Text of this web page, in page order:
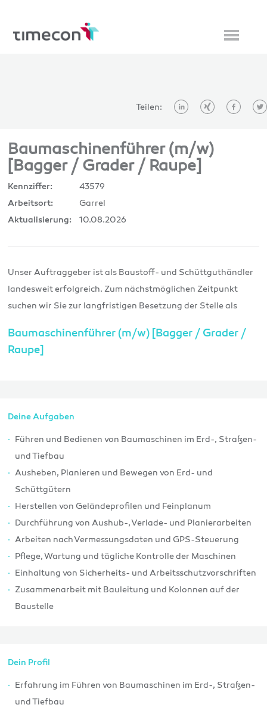
Teilen:
Baumaschinenführer (m/w)
[Bagger / Grader / Raupe]
Kennziffer: 43579
Arbeitsort: Garrel
Aktualisierung: 10.08.2026
Unser Auftraggeber ist als Baustoff- und Schüttguthändler
landesweit erfolgreich. Zum nächstmöglichen Zeitpunkt
suchen wir Sie zur langfristigen Besetzung der Stelle als
Baumaschinenführer (m/w) [Bagger / Grader /
Raupe]
Deine Aufgaben
Führen und Bedienen von Baumaschinen im Erd-, Straßen-
und Tiefbau
Ausheben, Planieren und Bewegen von Erd- und
Schüttgütern
Herstellen von Geländeprofilen und Feinplanum
Durchführung von Aushub-, Verlade- und Planierarbeiten
Arbeiten nach Vermessungsdaten und GPS-Steuerung
Pflege, Wartung und tägliche Kontrolle der Maschinen
Einhaltung von Sicherheits- und Arbeitsschutzvorschriften
Zusammenarbeit mit Bauleitung und Kolonnen auf der
Baustelle
Dein Profil
Erfahrung im Führen von Baumaschinen im Erd-, Straßen-
und Tiefbau